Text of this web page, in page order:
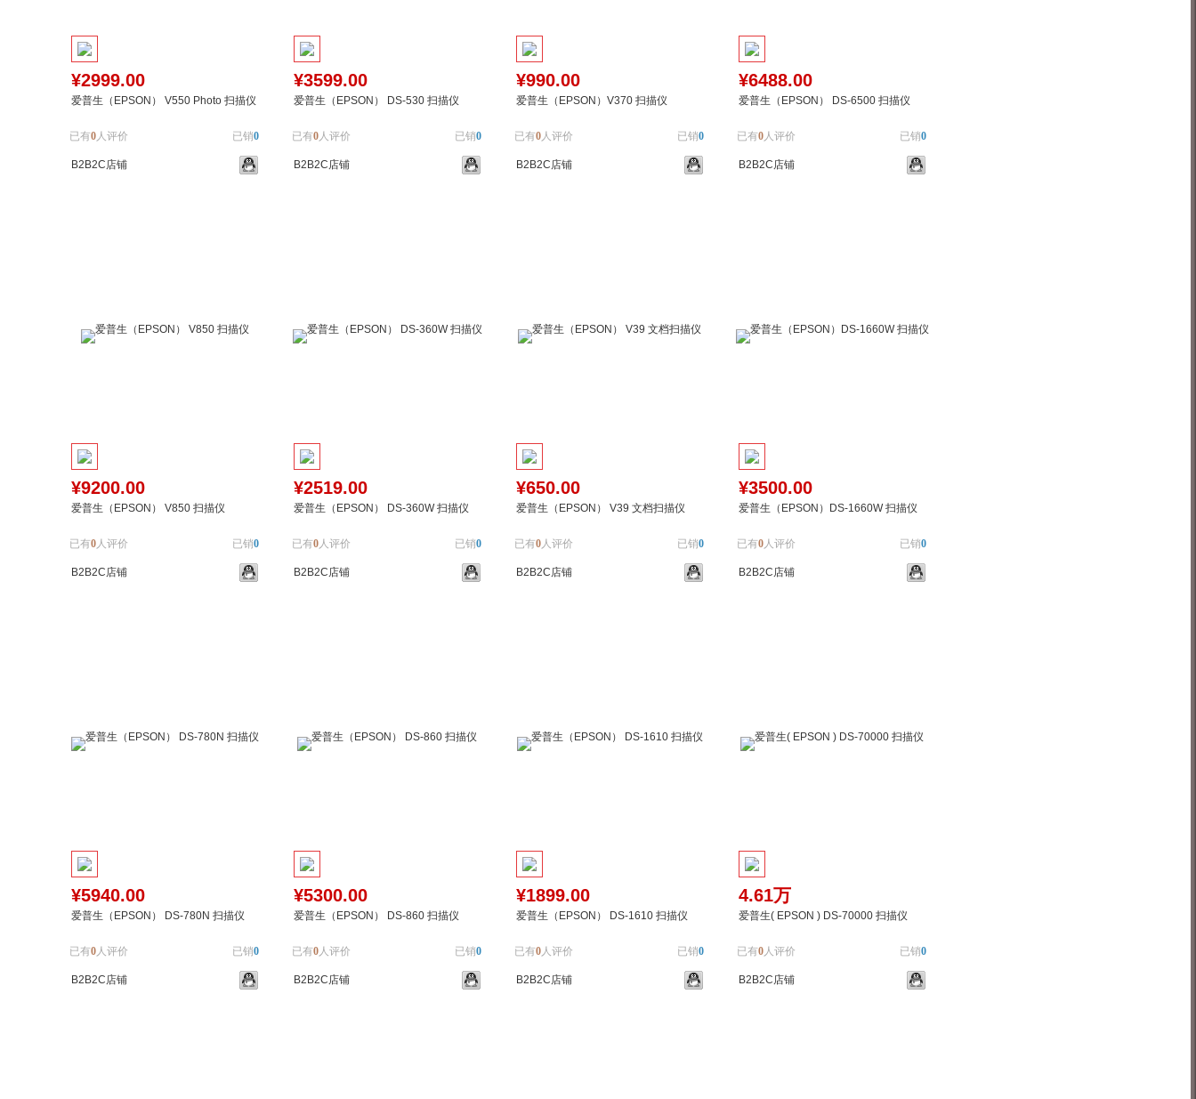
¥2999.00
爱普生（EPSON） V550 Photo 扫描仪
已有0人评价 已销0
B2B2C店铺
¥3599.00
爱普生（EPSON） DS-530 扫描仪
已有0人评价 已销0
B2B2C店铺
¥990.00
爱普生（EPSON）V370 扫描仪
已有0人评价 已销0
B2B2C店铺
¥6488.00
爱普生（EPSON） DS-6500 扫描仪
已有0人评价 已销0
B2B2C店铺
¥9200.00
爱普生（EPSON） V850 扫描仪
已有0人评价 已销0
B2B2C店铺
¥2519.00
爱普生（EPSON） DS-360W 扫描仪
已有0人评价 已销0
B2B2C店铺
¥650.00
爱普生（EPSON） V39 文档扫描仪
已有0人评价 已销0
B2B2C店铺
¥3500.00
爱普生（EPSON）DS-1660W 扫描仪
已有0人评价 已销0
B2B2C店铺
¥5940.00
爱普生（EPSON） DS-780N 扫描仪
已有0人评价 已销0
B2B2C店铺
¥5300.00
爱普生（EPSON） DS-860 扫描仪
已有0人评价 已销0
B2B2C店铺
¥1899.00
爱普生（EPSON） DS-1610 扫描仪
已有0人评价 已销0
B2B2C店铺
4.61万
爱普生( EPSON ) DS-70000 扫描仪
已有0人评价 已销0
B2B2C店铺